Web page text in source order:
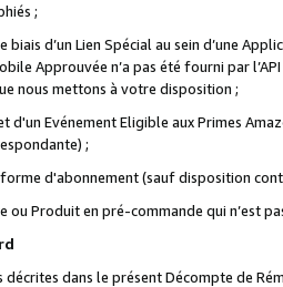
;
d’un Lien Spécial au sein d’une
Approuvée n’a pas été fourni par
nous mettons à votre disposition ;
Evénement Eligible aux Primes
;
d'abonnement (sauf disposition
ou Produit en pré-commande qui n’est
dans le présent Décompte de